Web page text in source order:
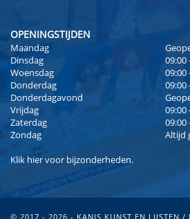
OPENINGSTIJDEN
Maandag
Dinsdag
09:00
Woensdag
09:00
Donderdag
09:00
Donderdagavond
Vrijdag
09:00
Zaterdag
09:00
Zondag
Altijd
Klik hiervoor bijzonderheden.
© 2017 - 2026 - KANIS KUNST EN LIJSTEN /